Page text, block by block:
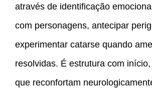
através de identificação
com personagens, antecipar
experimentar catarse quando
resolvidas. É estrutura com
que reconfortam